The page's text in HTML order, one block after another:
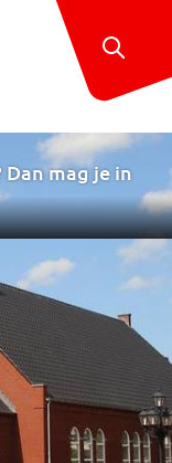
mag je in